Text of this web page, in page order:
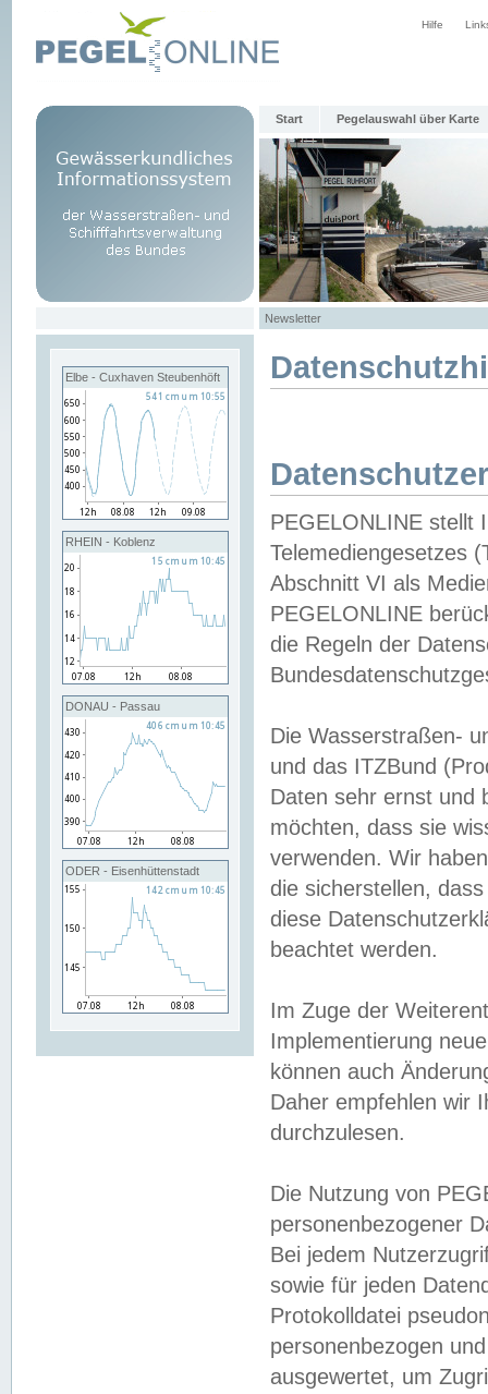
Hilfe
Start Pegelauswahl über Karte
Newsletter
Elbe - Cuxhaven Steubenhöft
RHEIN - Koblenz
DONAU - Passau
ODER - Eisenhüttenstadt
PEGELONLINE stellt
Telemediengesetzes
Abschnitt VI als
PEGELONLINE
die Regeln der
Die Wasserstraßen-
und das ITZBund
Daten sehr ernst und
möchten, dass sie
verwenden. Wir
die sicherstellen,
diese
beachtet werden.
Im Zuge der
Implementierung
können auch
Daher empfehlen wir
durchzulesen.
Die Nutzung von
personenbezogener
Bei jedem
sowie für jeden
Protokolldatei
personenbezogen
ausgewertet, um